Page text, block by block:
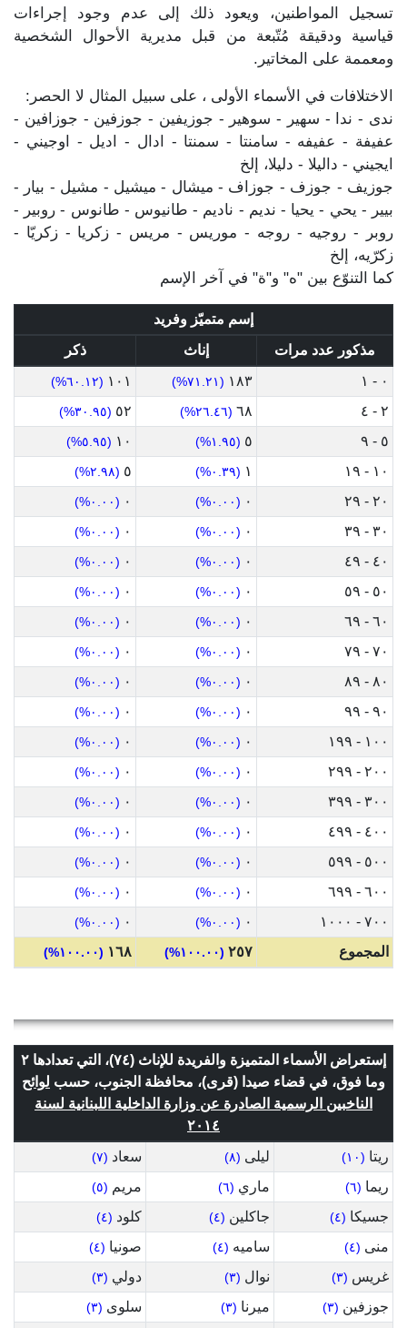
تسجيل المواطنين، ويعود ذلك إلى عدم وجود إجراءات
قياسية ودقيقة مُتّبعة من قبل مديرية الأحوال الشخصية
ومعممة على المخاتير.
الاختلافات في الأسماء الأولى ، على سبيل المثال لا الحصر:
ندى - ندا - سهير - سوهير - جوزيفين - جوزفين - جوزافين -
عفيفة - عفيفه - سامنتا - سمنتا - ادال - اديل - اوجيني -
ايجيني - داليلا - دليلا، إلخ
جوزيف - جوزف - جوزاف - ميشال - ميشيل - مشيل - بيار -
بيير - يحي - يحيا - نديم - ناديم - طانيوس - طانوس - روبير -
روبر - روجيه - روجه - موريس - مريس - زكريا - زكريّا -
زكرّيه، إلخ
كما التنوّع بين "ه" و"ة" في آخر الإسم
إسم متميّز وفريد
مذكور عدد مرات
إناث
ذكر
٠ - ١
١٨٣ (٧١.٢١%) ١٠١ (٦٠.١٢%)
٢ - ٤ ٦٨ (٢٦.٤٦%) ٥٢ (٣٠.٩٥%)
٥ - ٩ ٥ (١.٩٥%) ١٠ (٥.٩٥%)
١٠ - ١٩ ١ (٠.٣٩%) ٥ (٢.٩٨%)
٢٠ - ٢٩ ٠ (٠.٠٠%) ٠ (٠.٠٠%)
٣٠ - ٣٩ ٠ (٠.٠٠%) ٠ (٠.٠٠%)
٤٠ - ٤٩ ٠ (٠.٠٠%) ٠ (٠.٠٠%)
٥٠ - ٥٩ ٠ (٠.٠٠%) ٠ (٠.٠٠%)
٦٠ - ٦٩ ٠ (٠.٠٠%) ٠ (٠.٠٠%)
٧٠ - ٧٩ ٠ (٠.٠٠%) ٠ (٠.٠٠%)
٨٠ - ٨٩ ٠ (٠.٠٠%) ٠ (٠.٠٠%)
٩٠ - ٩٩ ٠ (٠.٠٠%) ٠ (٠.٠٠%)
١٠٠ - ١٩٩ ٠ (٠.٠٠%) ٠ (٠.٠٠%)
٢٠٠ - ٢٩٩ ٠ (٠.٠٠%) ٠ (٠.٠٠%)
٣٠٠ - ٣٩٩ ٠ (٠.٠٠%) ٠ (٠.٠٠%)
٤٠٠ - ٤٩٩ ٠ (٠.٠٠%) ٠ (٠.٠٠%)
٥٠٠ - ٥٩٩ ٠ (٠.٠٠%) ٠ (٠.٠٠%)
٦٠٠ - ٦٩٩ ٠ (٠.٠٠%) ٠ (٠.٠٠%)
٧٠٠ - ١٠٠٠ ٠ (٠.٠٠%) ٠ (٠.٠٠%)
المجموع ٢٥٧ (١٠٠.٠٠%) ١٦٨ (١٠٠.٠٠%)
إستعراض الأسماء المتميزة والفريدة للإناث (٧٤)، التي تعدادها ٢
وما فوق، في قضاء صيدا (قرى)، محافظة الجنوب، حسب لوائح
الناخبين الرسمية الصادرة عن وزارة الداخلية اللبنانية لسنة
٢٠١٤
ريتا (١٠) ليلى (٨) سعاد (٧)
ريما (٦) ماري (٦) مريم (٥)
جسيكا (٤) جاكلين (٤) كلود (٤)
منى (٤) ساميه (٤) صونيا (٤)
غريس (٣) نوال (٣) دولي (٣)
جوزفين (٣) ميرنا (٣) سلوى (٣)